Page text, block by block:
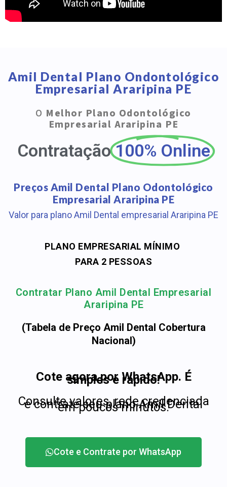
Amil Dental Plano Ondontológico
Empresarial Araripina PE
O Melhor Plano Odontológico
Empresarial Araripina PE
Contratação 100% Online
Preços Amil Dental Plano Odontológico
Empresarial Araripina PE
Valor para plano Amil Dental empresarial Araripina PE
PLANO EMPRESARIAL MÍNIMO
PARA 2 PESSOAS
Contratar Plano Amil Dental Empresarial
Araripina PE
(Tabela de Preço Amil Dental Cobertura
Nacional)
Cote agora por WhatsApp. É
simples e rápido!
Consulte valores, rede credenciada
e contrate seu plano Amil Dental
em poucos minutos.
Cote e Contrate por WhatsApp